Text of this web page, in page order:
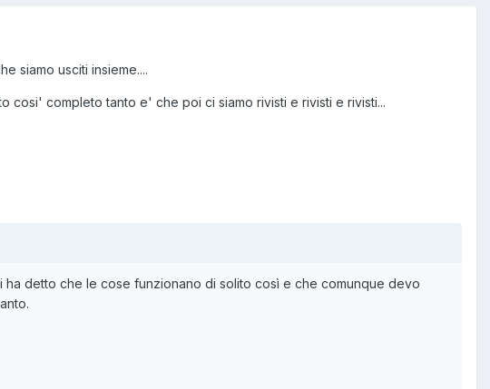
siamo usciti insieme....
cosi' completo tanto e' che poi ci siamo rivisti e rivisti e rivisti...
detto che le cose funzionano di solito così e che comunque devo